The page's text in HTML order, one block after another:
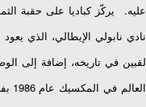
عليه. يركّز كباديا على حقبة
نادي نابولي الإيطالي، الذي يعود
لقبين في تاريخه، إضافة إلى
العالم في المكسيك عام